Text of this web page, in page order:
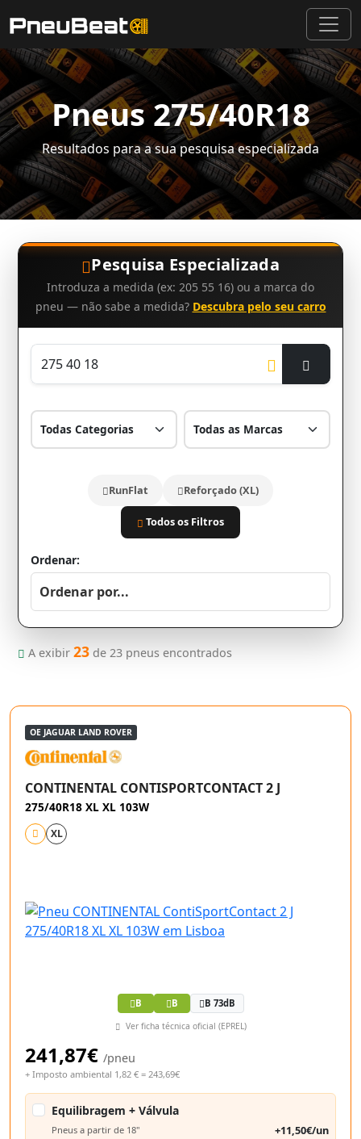
Pneus 275/40R18
Resultados para a sua pesquisa especializada
Pesquisa Especializada
Introduza a medida (ex: 205 55 16) ou a marca do
pneu — não sabe a medida? Descubra pelo seu carro
RunFlat Reforçado (XL)
Todos os Filtros
Ordenar:
A exibir 23 de 23 pneus encontrados
OE JAGUAR LAND ROVER
CONTINENTAL CONTISPORTCONTACT 2 J
275/40R18 XL XL 103W
XL
B B B 73dB
Ver ficha técnica oficial (EPREL)
241,87€ /pneu
+ Imposto ambiental 1,82 € = 243,69€
Equilibragem + Válvula
Pneus a partir de 18" +11,50€/un